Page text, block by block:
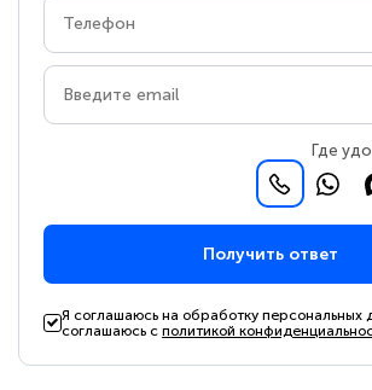
Где
Получить ответ
Я соглашаюсь на обработку персональных
соглашаюсь сполитикой